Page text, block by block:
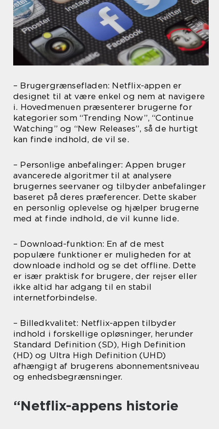
– Brugergrænsefladen: Netflix-appen er
designet til at være enkel og nem at navigere
i. Hovedmenuen præsenterer brugerne for
kategorier som “Trending Now”, “Continue
Watching” og “New Releases”, så de hurtigt
kan finde indhold, de vil se.
– Personlige anbefalinger: Appen bruger
avancerede algoritmer til at analysere
brugernes seervaner og tilbyder anbefalinger
baseret på deres præferencer. Dette skaber
en personlig oplevelse og hjælper brugerne
med at finde indhold, de vil kunne lide.
– Download-funktion: En af de mest
populære funktioner er muligheden for at
downloade indhold og se det offline. Dette
er især praktisk for brugere, der rejser eller
ikke altid har adgang til en stabil
internetforbindelse.
– Billedkvalitet: Netflix-appen tilbyder
indhold i forskellige opløsninger, herunder
Standard Definition (SD), High Definition
(HD) og Ultra High Definition (UHD)
afhængigt af brugerens abonnementsniveau
og enhedsbegrænsninger.
“Netflix-appens historie